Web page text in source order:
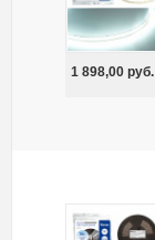
1 898,00 руб.